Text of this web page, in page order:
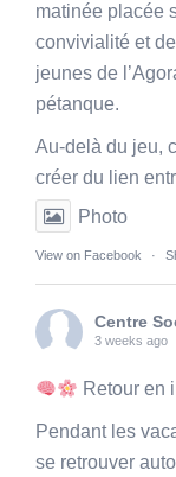
matinée placée
convivialité et
jeunes de
pétanque.
Au-delà du jeu,
créer du lien
Photo
View on Facebook ·
Centre
3 weeks ago
Retour en
Pendant les
se retrouver